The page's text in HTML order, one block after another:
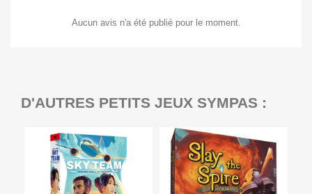
Aucun avis n'a été publié pour le moment.
D'AUTRES PETITS JEUX SYMPAS :